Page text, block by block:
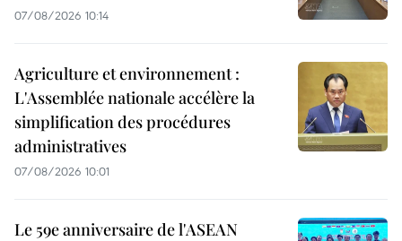
07/08/2026 10:14
Agriculture et environnement :
L'Assemblée nationale accélère la
simplification des procédures
administratives
07/08/2026 10:01
Le 59e anniversaire de l'ASEAN